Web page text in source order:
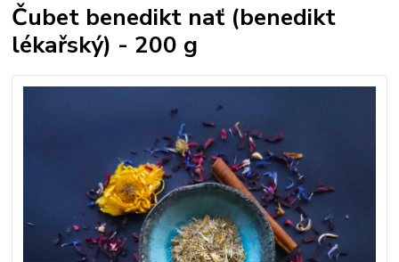
Čubet benedikt nať (benedikt
lékařský) - 200 g